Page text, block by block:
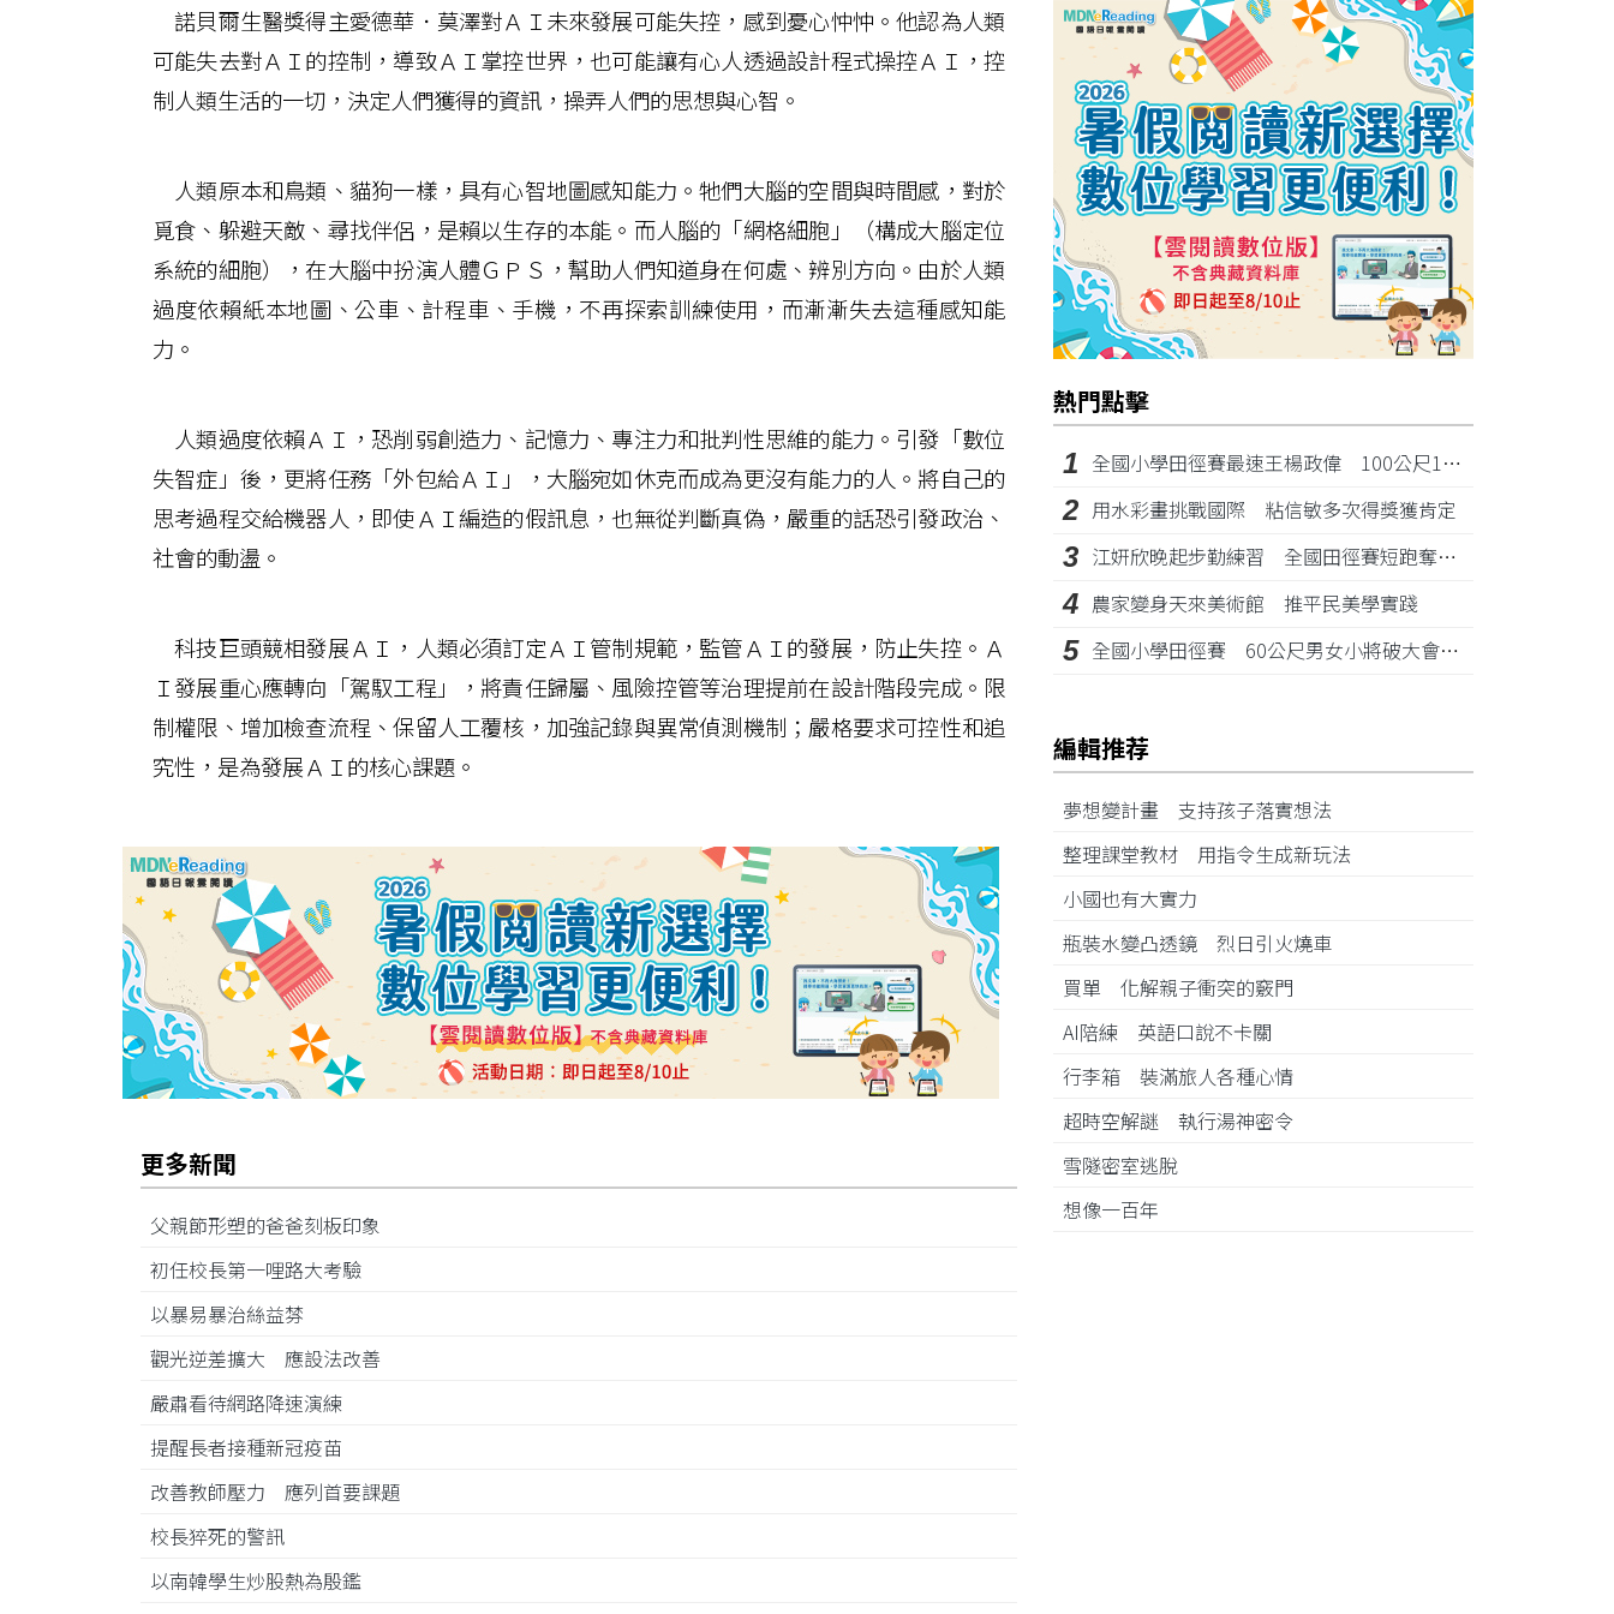
諾貝爾生醫獎得主愛德華．莫澤對ＡＩ未來發展可能失控，感到憂心忡忡。他認為人類
可能失去對ＡＩ的控制，導致ＡＩ掌控世界，也可能讓有心人透過設計程式操控ＡＩ，控
制人類生活的一切，決定人們獲得的資訊，操弄人們的思想與心智。
人類原本和鳥類、貓狗一樣，具有心智地圖感知能力。牠們大腦的空間與時間感，對於
覓食、躲避天敵、尋找伴侶，是賴以生存的本能。而人腦的「網格細胞」（構成大腦定位
系統的細胞），在大腦中扮演人體ＧＰＳ，幫助人們知道身在何處、辨別方向。由於人類
過度依賴紙本地圖、公車、計程車、手機，不再探索訓練使用，而漸漸失去這種感知能
力。
人類過度依賴ＡＩ，恐削弱創造力、記憶力、專注力和批判性思維的能力。引發「數位
失智症」後，更將任務「外包給ＡＩ」，大腦宛如休克而成為更沒有能力的人。將自己的
思考過程交給機器人，即使ＡＩ編造的假訊息，也無從判斷真偽，嚴重的話恐引發政治、
社會的動盪。
科技巨頭競相發展ＡＩ，人類必須訂定ＡＩ管制規範，監管ＡＩ的發展，防止失控。Ａ
Ｉ發展重心應轉向「駕馭工程」，將責任歸屬、風險控管等治理提前在設計階段完成。限
制權限、增加檢查流程、保留人工覆核，加強記錄與異常偵測機制；嚴格要求可控性和追
究性，是為發展ＡＩ的核心課題。
更多新聞
父親節形塑的爸爸刻板印象
初任校長第一哩路大考驗
以暴易暴治絲益棼
觀光逆差擴大 應設法改善
嚴肅看待網路降速演練
提醒長者接種新冠疫苗
改善教師壓力 應列首要課題
校長猝死的警訊
以南韓學生炒股熱為殷鑑
熱門點擊
1 全國小學田徑賽最速王楊政偉 100公尺11秒87奪金
2 用水彩畫挑戰國際 粘信敏多次得獎獲肯定
3 江姸欣晚起步勤練習 全國田徑賽短跑奪金摘銅
4 農家變身天來美術館 推平民美學實踐
5 全國小學田徑賽 60公尺男女小將破大會紀錄
編輯推荐
夢想變計畫 支持孩子落實想法
整理課堂教材 用指令生成新玩法
小國也有大實力
瓶裝水變凸透鏡 烈日引火燒車
買單 化解親子衝突的竅門
AI陪練 英語口說不卡關
行李箱 裝滿旅人各種心情
超時空解謎 執行湯神密令
雪隧密室逃脫
想像一百年